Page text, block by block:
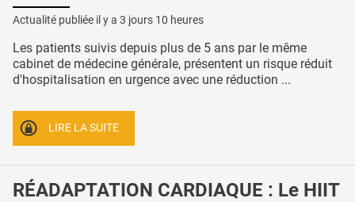
Actualité publiée il y a 3 jours 10 heures
Les patients suivis depuis plus de 5 ans par le même
cabinet de médecine générale, présentent un risque réduit
d'hospitalisation en urgence avec une réduction ...
LIRE LA SUITE
RÉADAPTATION CARDIAQUE : Le HIIT